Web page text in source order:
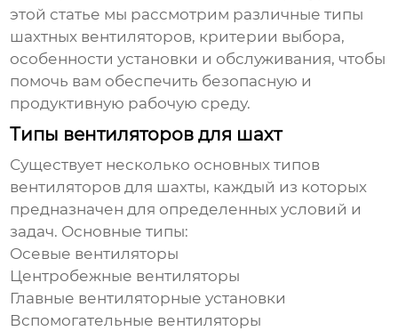
этой статье мы рассмотрим различные типы
шахтных вентиляторов, критерии выбора,
особенности установки и обслуживания, чтобы
помочь вам обеспечить безопасную и
продуктивную рабочую среду.
Типы вентиляторов для шахт
Существует несколько основных типов
вентиляторов для шахты, каждый из которых
предназначен для определенных условий и
задач. Основные типы:
Осевые вентиляторы
Центробежные вентиляторы
Главные вентиляторные установки
Вспомогательные вентиляторы